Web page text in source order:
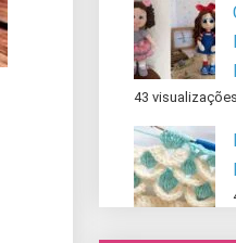
43 visualizações